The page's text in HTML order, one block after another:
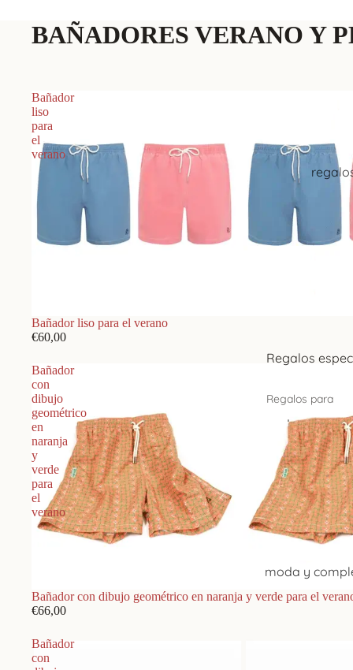
Regalos
Regalos para
padres
novio
hermanos
su casa nueva
oficina y
clientes y
moda y
BAÑADORES VERANO Y
Bañador
liso
para
el
verano
Bañador liso para el verano
€60,00
Bañador
con
dibujo
geométrico
en
naranja
y
verde
para
el
verano
Bañador con dibujo geométrico en naranja y verde para el
€66,00
Bañador
con